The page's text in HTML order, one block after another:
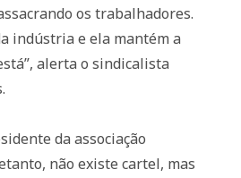
os trabalhadores.
indústria e ela mantém a
alerta o sindicalista
da associação
não existe cartel, mas